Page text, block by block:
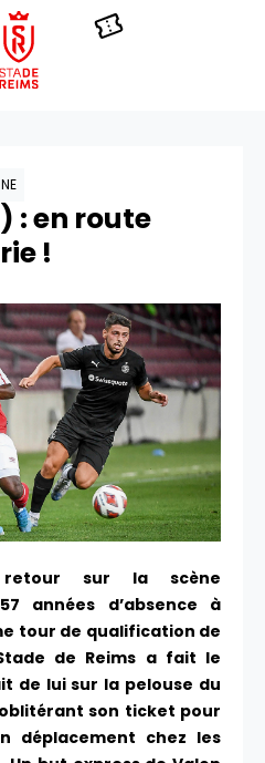
: en route
!
sur la scène
années d’absence à
tour de qualification de
de Reims a fait le
de lui sur la pelouse du
son ticket pour
déplacement chez les